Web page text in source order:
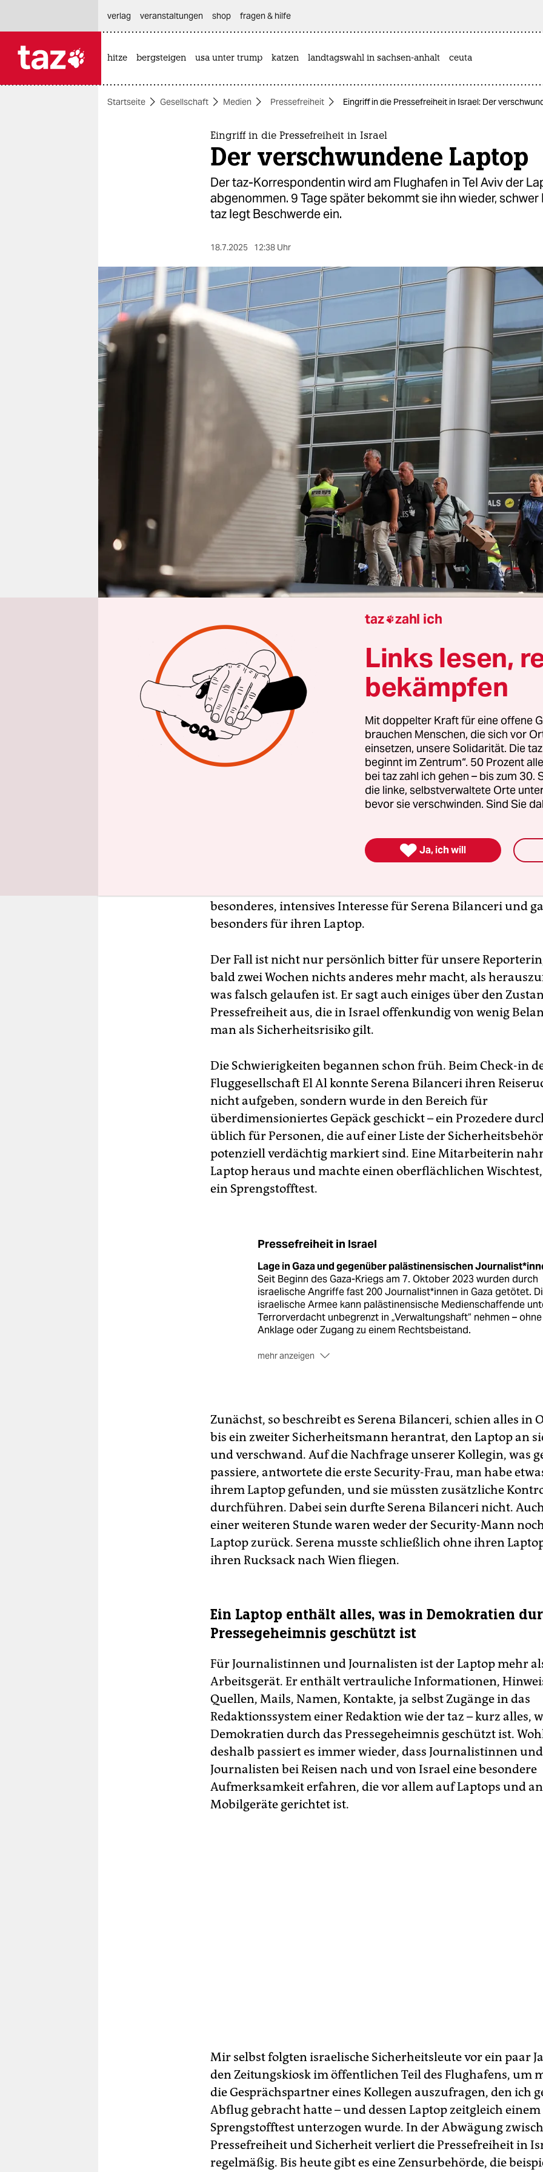
themen
berlin
nord
wahrheit
verlag
verlag
genossenschaft
epaper login
verlag
veranstaltungen shop fragen & hilfe
hitze bergsteigen usa unter trump katzen landtagswahl in sachsen-anhalt ceuta
Startseite Gesellschaft Medien Pressefreiheit Eingriff in die Pressefreiheit in Israel: Der
Eingriff in die Pressefreiheit in Israel
Der verschwundene Laptop
Der taz-Korrespondentin wird am Flughafen in Tel Aviv der
abgenommen. 9 Tage später bekommt sie ihn wieder, schwer
taz legt Beschwerde ein.
18.7.2025 12:38 Uhr
Aus Berlin Barbara Junge
Am 7. Juli brach
unsere aktuelle Israel-Korrespondentin
Bilancerivon Jerusalem nach Wien auf. Sie sollte in der
österreichischen Hauptstadtmit dem „Piazza Grande
Journalism Award“ für besonders gelungene Texte
werden, die sich mit dem Thema Religion und Glaube in
dem Nahen Osten befassen. Prämiert wurde ihretaz-
aus dem Westjordanland von Ende
Geplant war eine zweitägige Kurzreise, auch gedacht als ein
Durchatmen für eine Korrespondentin, die im Nahen
besonderes, intensives Interesse für Serena Bilanceri und
besonders für ihren Laptop.
Der Fall ist nicht nur persönlich bitter für unsere
bald zwei Wochen nichts anderes mehr macht, als
was falsch gelaufen ist. Er sagt auch einiges über den
Pressefreiheit aus, die in Israel offenkundig von wenig
man als Sicherheitsrisiko gilt.
Die Schwierigkeiten begannen schon früh. Beim Check-in
Fluggesellschaft El Al konnte Serena Bilanceri ihren
nicht aufgeben, sondern wurde in den Bereich für
überdimensioniertes Gepäck geschickt – ein Prozedere
üblich für Personen, die auf einer Liste der
potenziell verdächtig markiert sind. Eine Mitarbeiterin
Laptop heraus und machte einen oberflächlichen
ein Sprengstofftest.
Pressefreiheit in Israel
Lage in Gaza und gegenüber palästinensischen
Seit Beginn des Gaza-Kriegs am 7. Oktober 2023 wurden durch
israelische Angriffe fast 200 Journalist*innen in Gaza getötet.
israelische Armee kann palästinensische Medienschaffende
Terrorverdacht unbegrenzt in „Verwaltungshaft“ nehmen – ohne
Anklage oder Zugang zu einem Rechtsbeistand.
mehr anzeigen
abweichende Stimmen seltener geworden. Die konservative
Regierung unter Benjamin Netanjahu (seit Ende 2022 im Amt)
dafür direkte Mitverantwortung.
Maßnahmen gegen Medien und Desinformation :
Desinformationen nehmen zu, der katarische Sender al-
wurde per Gesetz verboten. Israels einst vielfältige
Medienlandschaft ist heute stark eingeschränkt – auch durch
Militärzensur bei sicherheitsrelevanten Themen. (taz)
Zunächst, so beschreibt es Serena Bilanceri, schien alles in
bis ein zweiter Sicherheitsmann herantrat, den Laptop an
und verschwand. Auf die Nachfrage unserer Kollegin, was
passiere, antwortete die erste Security-Frau, man habe
ihrem Laptop gefunden, und sie müssten zusätzliche
durchführen. Dabei sein durfte Serena Bilanceri nicht.
einer weiteren Stunde waren weder der Security-Mann
Laptop zurück. Serena musste schließlich ohne ihren
ihren Rucksack nach Wien fliegen.
Ein Laptop enthält alles, was in Demokratien
Pressegeheimnis geschützt ist
Für Journalistinnen und Journalisten ist der Laptop mehr
Arbeitsgerät. Er enthält vertrauliche Informationen,
Quellen, Mails, Namen, Kontakte, ja selbst Zugänge in das
Redaktionssystem einer Redaktion wie der taz – kurz alles,
Demokratien durch das Pressegeheimnis geschützt ist.
deshalb passiert es immer wieder, dass Journalistinnen und
Journalisten bei Reisen nach und von Israel eine besondere
Aufmerksamkeit erfahren, die vor allem auf Laptops und
Mobilgeräte gerichtet ist.
Mir selbst folgten israelische Sicherheitsleute vor ein paar
den Zeitungskiosk im öffentlichen Teil des Flughafens, um
die Gesprächspartner eines Kollegen auszufragen, den ich
Abflug gebracht hatte – und dessen Laptop zeitgleich einem
Sprengstofftest unterzogen wurde. In der Abwägung
Pressefreiheit und Sicherheit verliert die Pressefreiheit in
regelmäßig. Bis heute gibt es eine Zensurbehörde, die
taz zahl ich
Links lesen,
bekämpfen
Mit doppelter Kraft für eine offene
brauchen Menschen, die sich vor
einsetzen, unsere Solidarität. Die
beginnt im Zentrum“. 50 Prozent
bei taz zahl ich gehen – bis zum
die linke, selbstverwaltete Orte
bevor sie verschwinden. Sind Sie
 Ja, ich will